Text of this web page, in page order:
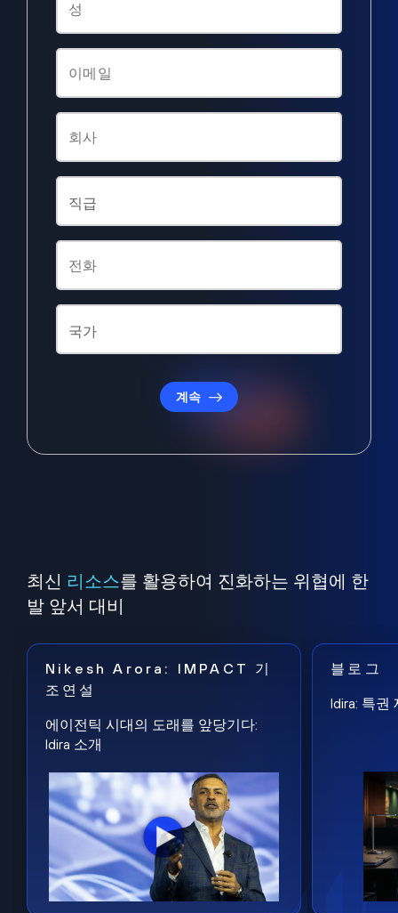
계속
최신 리소스를 활용하여 진화하는 위협에 한
발 앞서 대비
Nikesh Arora: IMPACT 기
조연설
에이전틱 시대의 도래를 앞당기다:
Idira 소개
블로그
Idira: 특권